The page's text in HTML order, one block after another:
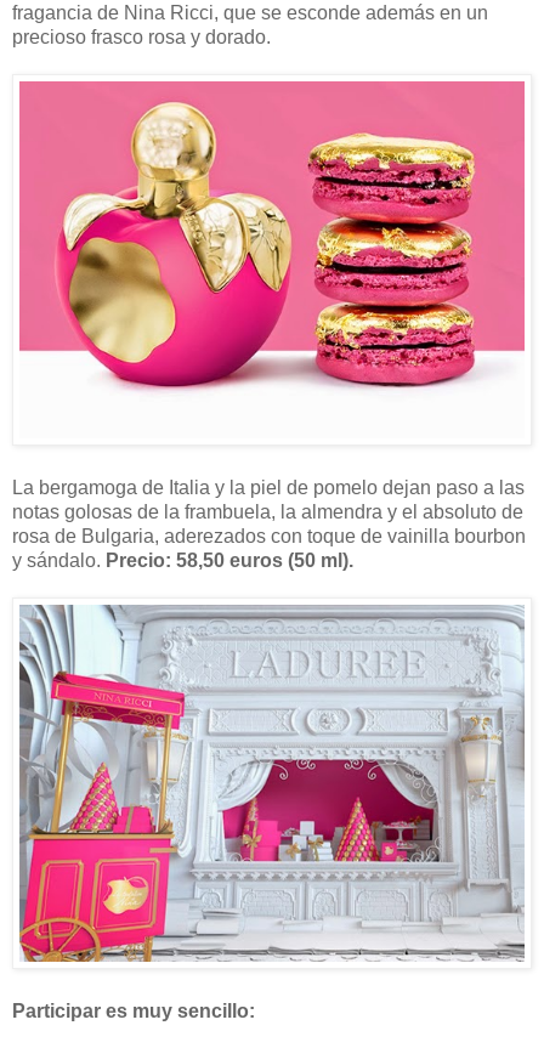
fragancia de Nina Ricci, que se esconde además en un
precioso frasco rosa y dorado.
La bergamoga de Italia y la piel de pomelo dejan paso a las
notas golosas de la frambuela, la almendra y el absoluto de
rosa de Bulgaria, aderezados con toque de vainilla bourbon
y sándalo. Precio: 58,50 euros (50 ml).
Participar es muy sencillo: